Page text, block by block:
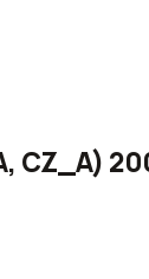
CZ_A)